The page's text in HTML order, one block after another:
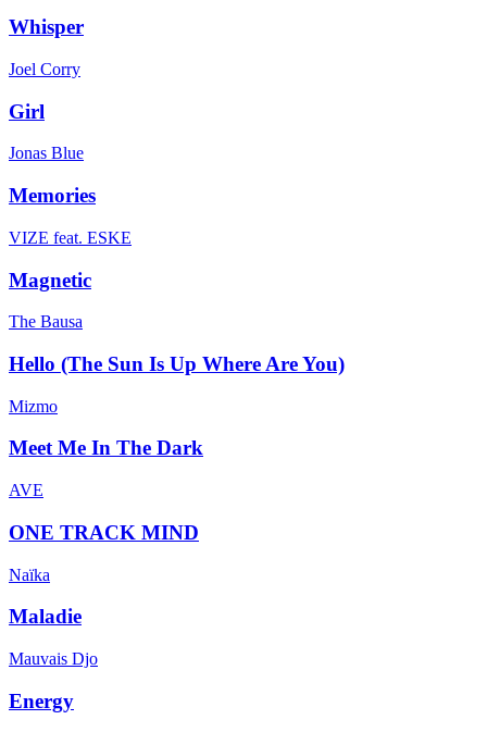
Whisper
Joel Corry
Girl
Jonas Blue
Memories
VIZE feat. ESKE
Magnetic
The Bausa
Hello (The Sun Is Up Where Are You)
Mizmo
Meet Me In The Dark
AVE
ONE TRACK MIND
Naïka
Maladie
Mauvais Djo
Energy